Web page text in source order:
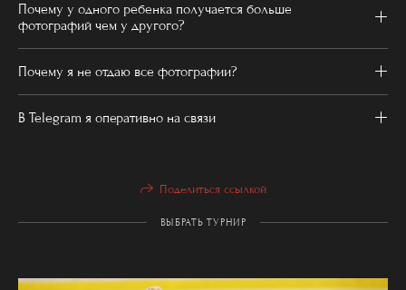
Почему у одного ребенка получается больше
фотографий чем у другого?
Почему я не отдаю все фотографии?
В Telegram я оперативно на связи
Поделиться ссылкой
ВЫБРАТЬ ТУРНИР